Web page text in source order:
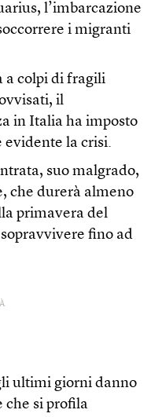
l’imbarcazione
i migranti
a colpi di fragili
il
in Italia ha imposto
evidente la crisi.
suo malgrado,
che durerà almeno
primavera del
fino ad
ultimi giorni danno
che si profila